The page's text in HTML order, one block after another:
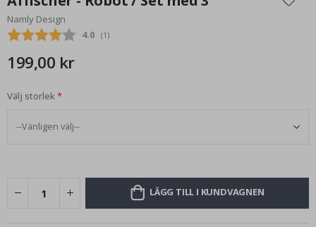
början
av
bildgalleriet
Namly Design
Snittbetyg:
4.0 (röster:
1 )
199,00 kr
Välj storlek
LÄGG TILL I KUNDVAGNEN